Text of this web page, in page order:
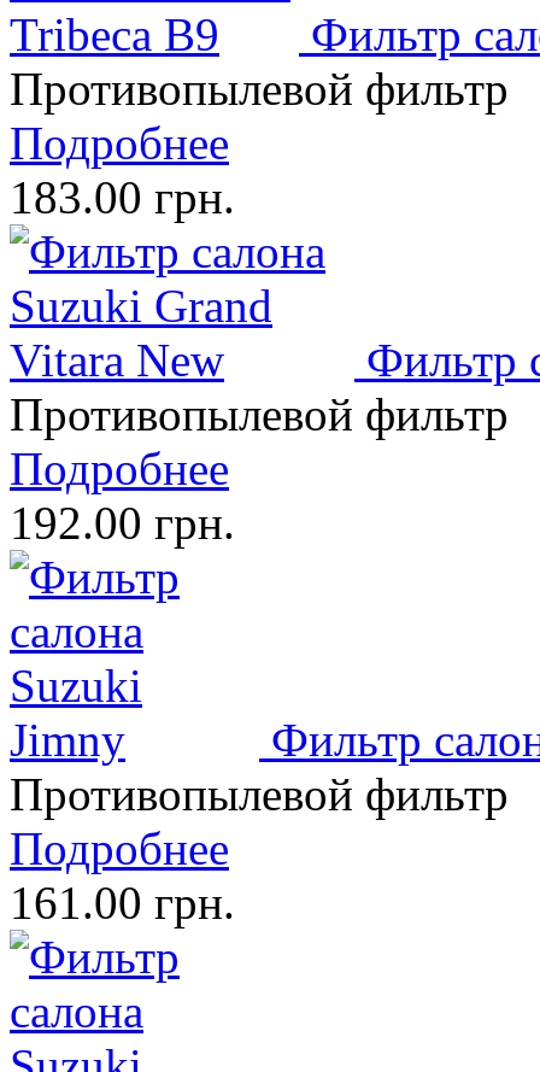
Фильтр
Противопылевой фильтр
Подробнее
183.00 грн.
Фильтр
Противопылевой фильтр
Подробнее
192.00 грн.
Фильтр
Противопылевой фильтр
Подробнее
161.00 грн.